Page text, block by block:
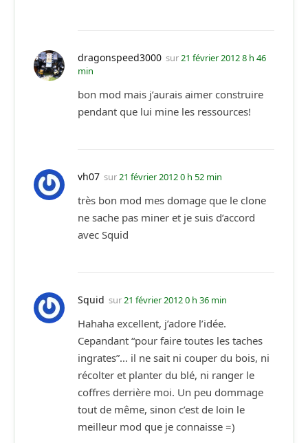
dragonspeed3000 sur21 février 2012 8 h 46
min
bon mod mais j’aurais aimer construire
pendant que lui mine les ressources!
vh07 sur21 février 2012 0 h 52 min
très bon mod mes domage que le clone
ne sache pas miner et je suis d’accord
avec Squid
Squid sur21 février 2012 0 h 36 min
Hahaha excellent, j’adore l’idée.
Cepandant “pour faire toutes les taches
ingrates”… il ne sait ni couper du bois, ni
récolter et planter du blé, ni ranger le
coffres derrière moi. Un peu dommage
tout de même, sinon c’est de loin le
meilleur mod que je connaisse =)